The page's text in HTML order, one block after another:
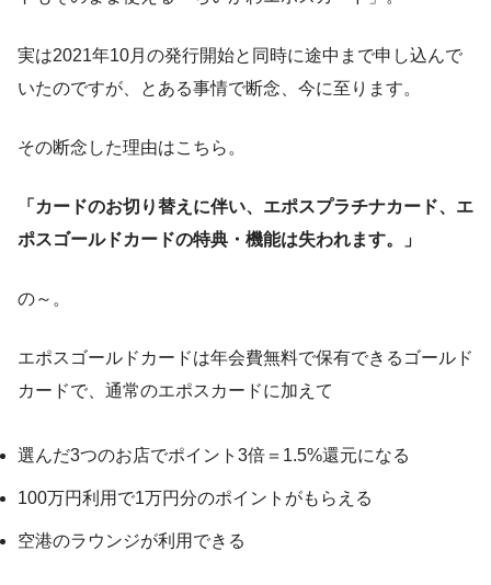
実は2021年10月の発行開始と同時に途中まで申し込んで
いたのですが、とある事情で断念、今に至ります。
その断念した理由はこちら。
「カードのお切り替えに伴い、エポスプラチナカード、エ
ポスゴールドカードの特典・機能は失われます。」
の～。
エポスゴールドカードは年会費無料で保有できるゴールド
カードで、通常のエポスカードに加えて
選んだ3つのお店でポイント3倍＝1.5%還元になる
100万円利用で1万円分のポイントがもらえる
空港のラウンジが利用できる